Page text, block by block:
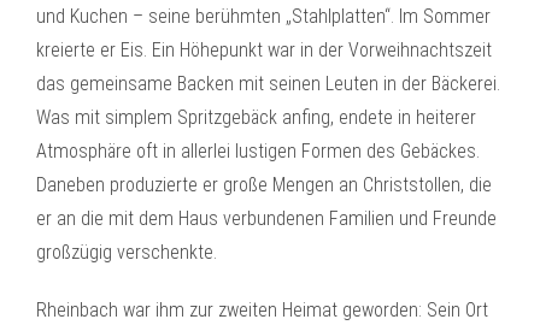
und Kuchen – seine berühmten „Stahlplatten“. Im Sommer
kreierte er Eis. Ein Höhepunkt war in der Vorweihnachtszeit
das gemeinsame Backen mit seinen Leuten in der Bäckerei.
Was mit simplem Spritzgebäck anfing, endete in heiterer
Atmosphäre oft in allerlei lustigen Formen des Gebäckes.
Daneben produzierte er große Mengen an Christstollen, die
er an die mit dem Haus verbundenen Familien und Freunde
großzügig verschenkte.
Rheinbach war ihm zur zweiten Heimat geworden: Sein Ort